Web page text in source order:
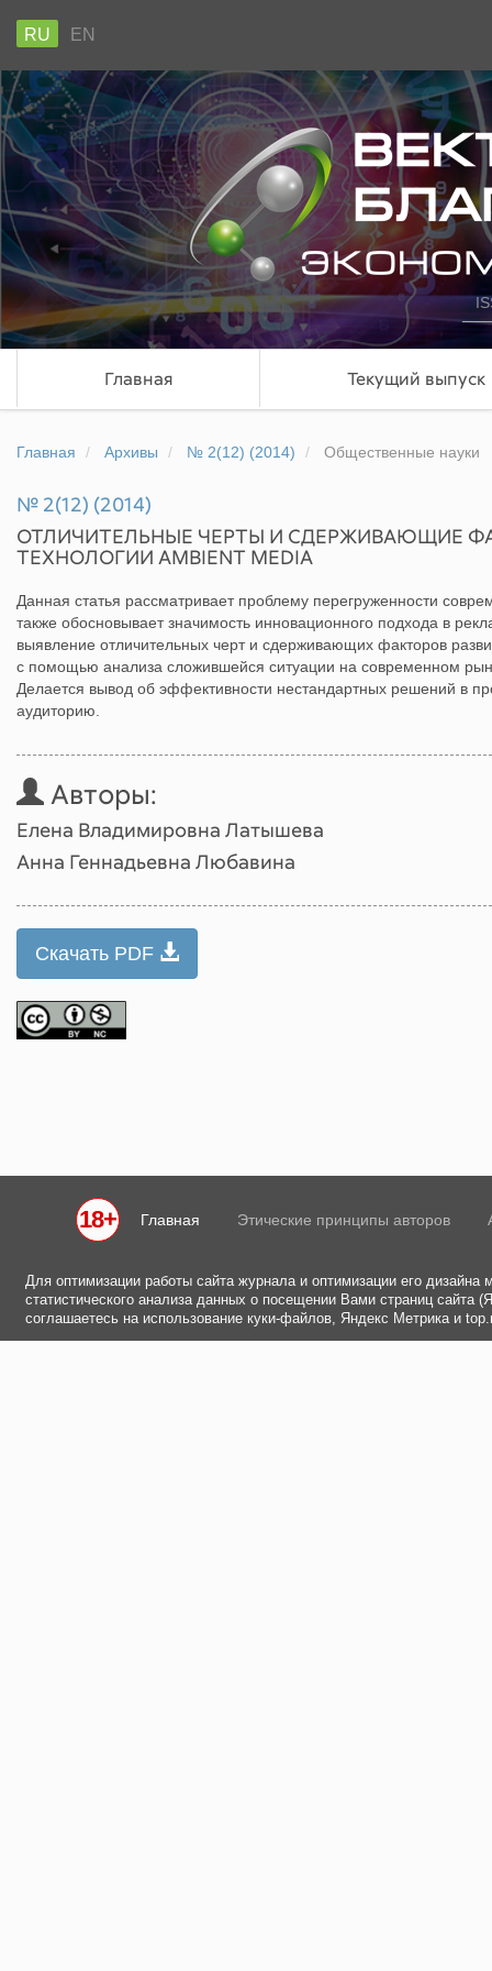
RU EN
Главная Текущий выпуск
Главная Архивы № 2(12) (2014) Общественные науки
№ 2(12) (2014)
ОТЛИЧИТЕЛЬНЫЕ ЧЕРТЫ И СДЕРЖИВАЮЩИЕ
ТЕХНОЛОГИИ AMBIENT MEDIA
Данная статья рассматривает проблему перегруженности
также обосновывает значимость инновационного подхода в
выявление отличительных черт и сдерживающих факторов
с помощью анализа сложившейся ситуации на современном
Делается вывод об эффективности нестандартных решений в
аудиторию.
Авторы:
Елена Владимировна Латышева
Анна Геннадьевна Любавина
Скачать PDF
18+ Главная Этические принципы авторов
Для оптимизации работы сайта журнала и оптимизации его
статистического анализа данных о посещении Вами страниц
соглашаетесь на использование куки-файлов, Яндекс Метрика и